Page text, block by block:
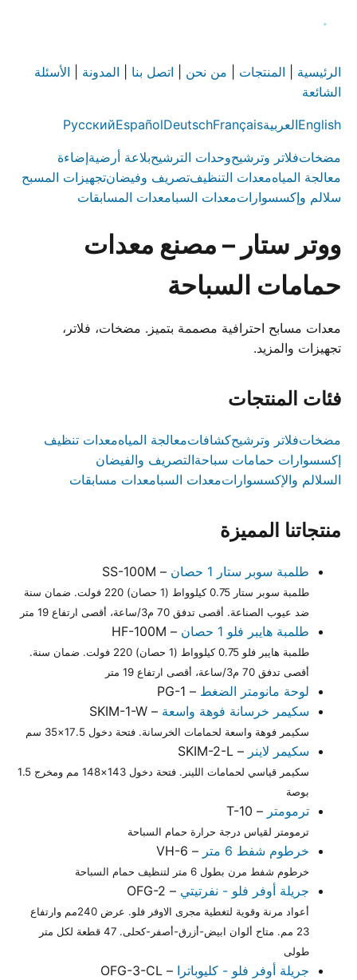
الرئيسية المنتجات من نحن اتصل بنا المدونة
الأسئلة
الشائعة
EnglishالعربيةFrançais
Deutsch
Español
Русский
مضخاتفلاتر وترشيحوحدات الترشيحبلاعة أرضيةإضاءة
معالجة المياهمعدات التنظيفتصريف وفيضانتجهيزات المسبح
سلالم وإكسسواراتمعدات السبامعدات المسابقات
ووتر ستار – مصنع معدات
حمامات السباحة
معدات مسابح احترافية مصممة بتميز. مضخات، فلاتر،
تجهيزات والمزيد.
فئات المنتجات
مضخاتفلاتر وترشيحكشافاتمعالجة المياهمعدات تنظيف
إكسسوارات حمامات سباحةالتصريف والفيضان
السلالم والإكسسواراتمعدات السبامعدات مسابقات
منتجاتنا المميزة
طلمبة سوبر ستار 1 حصان – SS-100M
طلمبة سوبر ستار 0.75 كيلوواط (1 حصان) 220 فولت. ضمان سنة
ضد عيوب الصناعة. أقصى تدفق 70 م3/ساعة، أقصى ارتفاع 19 متر
طلمبة هايبر فلو 1 حصان – HF-100M
طلمبة هايبر فلو 0.75 كيلوواط (1 حصان) 220 فولت. ضمان سنة.
أقصى تدفق 70 م3/ساعة، أقصى ارتفاع 19 متر
لوحة مانومتر الضغط – PG-1
سكيمر خرسانة فوهة واسعة – SKIM-1-W
سكيمر فوهة واسعة لحمامات الخرسانة. فتحة دخول 17.5×35 سم
سكيمر لاينر – SKIM-2-L
سكيمر قياسي لحمامات اللينر. فتحة دخول 143×148 مم ومخرج 1.5
بوصة
ترمومتر – T-10
ترمومتر لقياس درجة حرارة حمام السباحة
خرطوم شفط 6 متر – VH-6
خرطوم شفط مرن بطول 6 متر لتنظيف حمام السباحة
جريلة أوفر فلو - نفرتيتي – OFG-2
أعواد مرنة وقوية لتغطية مجرى الاوفر فلو. عرض 240مم وارتفاع
23 مم. متاح ألوان ابيض-أزرق-أصفر-كحلى. 47 قطعة لكل متر
طولى
جريلة أوفر فلو - كليوباترا – OFG-3-CL